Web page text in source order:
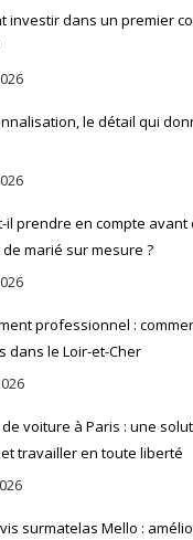
investir dans un premier
le détail qui
il prendre en compte avant
marié sur mesure ?
professionnel :
dans le Loir-et-Cher
voiture à Paris : une
travailler en toute liberté
surmatelas Mello :